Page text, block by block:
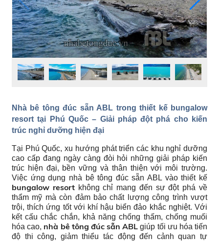
Nhà bê tông đúc sẵn ABL trong thiết kế bungalow
resort tại Phú Quốc – Giải pháp đột phá cho kiến
trúc nghỉ dưỡng hiện đại
Tại Phú Quốc, xu hướng phát triển các khu nghỉ dưỡng
cao cấp đang ngày càng đòi hỏi những giải pháp kiến
trúc hiện đại, bền vững và thân thiện với môi trường.
Việc ứng dụng nhà bê tông đúc sẵn ABL vào thiết kế
bungalow resort không chỉ mang đến sự đột phá về
thẩm mỹ mà còn đảm bảo chất lượng công trình vượt
trội, thích ứng tốt với khí hậu biển đảo khắc nghiệt. Với
kết cấu chắc chắn, khả năng chống thấm, chống muối
hóa cao, nhà bê tông đúc sẵn ABL giúp tối ưu hóa tiến
độ thi công, giảm thiểu tác động đến cảnh quan tự